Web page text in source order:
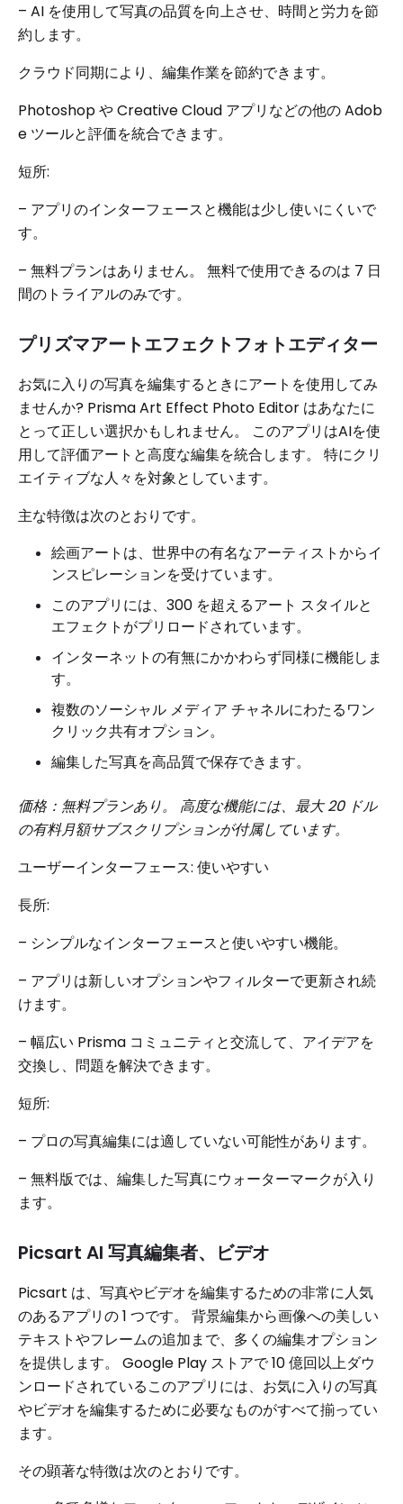
– AI を使用して写真の品質を向上させ、時間と労力を節
約します。
クラウド同期により、編集作業を節約できます。
Photoshop や Creative Cloud アプリなどの他の Adob​​
e ツールと評価を統合できます。
短所:
– アプリのインターフェースと機能は少し使いにくいで
す。
– 無料プランはありません。 無料で使用できるのは 7 日
間のトライアルのみです。
プリズマアートエフェクトフォトエディター
お気に入りの写真を編集するときにアートを使用してみ
ませんか? Prisma Art Effect Photo Editor はあなたに
とって正しい選択かもしれません。 このアプリはAIを使
用して評価アートと高度な編集を統合します。 特にクリ
エイティブな人々を対象としています。
主な特徴は次のとおりです。
絵画アートは、世界中の有名なアーティストからイ
ンスピレーションを受けています。
このアプリには、300 を超えるアート スタイルと
エフェクトがプリロードされています。
インターネットの有無にかかわらず同様に機能しま
す。
複数のソーシャル メディア チャネルにわたるワン
クリック共有オプション。
編集した写真を高品質で保存できます。
価格：無料プランあり。 高度な機能には、最大 20 ドル
の有料月額サブスクリプションが付属しています。
ユーザーインターフェース: 使いやすい
長所:
– シンプルなインターフェースと使いやすい機能。
– アプリは新しいオプションやフィルターで更新され続
けます。
– 幅広い Prisma コミュニティと交流して、アイデアを
交換し、問題を解決できます。
短所:
– プロの写真編集には適していない可能性があります。
– 無料版では、編集した写真にウォーターマークが入り
ます。
Picsart AI 写真編集者、ビデオ
Picsart は、写真やビデオを編集するための非常に人気
のあるアプリの 1 つです。 背景編集から画像への美しい
テキストやフレームの追加まで、多くの編集オプション
を提供します。 Google Play ストアで 10 億回以上ダウ
ンロードされているこのアプリには、お気に入りの写真
やビデオを編集するために必要なものがすべて揃ってい
ます。
その顕著な特徴は次のとおりです。